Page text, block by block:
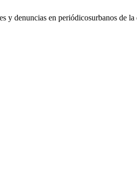
y denuncias en periódicosurbanos de